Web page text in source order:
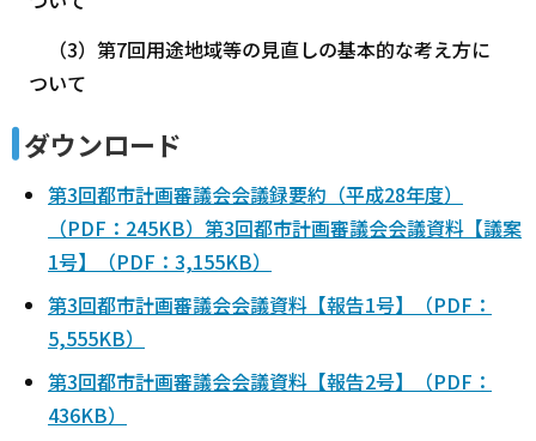
（3）第7回用途地域等の見直しの基本的な考え方に
ついて
ダウンロード
第3回都市計画審議会会議録要約（平成28年度）
（PDF：245KB） 第3回都市計画審議会会議資料【議案
1号】（PDF：3,155KB）
第3回都市計画審議会会議資料【報告1号】（PDF：
5,555KB）
第3回都市計画審議会会議資料【報告2号】（PDF：
436KB）